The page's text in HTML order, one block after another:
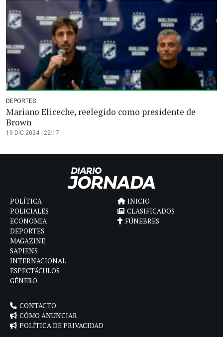
DEPORTES
Mariano Eliceche, reelegido como presidente de
Brown
19 DIC 2024 - 22:17
POLÍTICA
POLICIALES
ECONOMIA
DEPORTES
MAGAZINE
SAPIENS
INTERNACIONAL
ESPECTÁCULOS
GÉNERO
INICIO
CLASIFICADOS
FÚNEBRES
CONTACTO
CÓMO ANUNCIAR
POLÍTICA DE PRIVACIDAD